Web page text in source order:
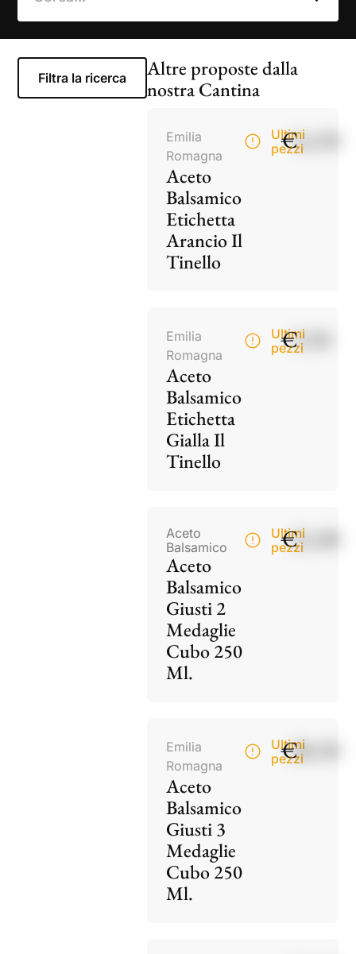
Filtra la ricerca
Altre proposte dalla
nostra Cantina
Emilia
Romagna
Aceto
Balsamico
Etichetta
Arancio Il
Tinello
Ultimi
pezzi
€14,50
Emilia
Romagna
Aceto
Balsamico
Etichetta
Gialla Il
Tinello
Ultimi
pezzi
€9,50
Aceto
Balsamico
Aceto
Balsamico
Giusti 2
Medaglie
Cubo 250
Ml.
Ultimi
pezzi
€21,00
Emilia
Romagna
Aceto
Balsamico
Giusti 3
Medaglie
Cubo 250
Ml.
Ultimi
pezzi
€28,50